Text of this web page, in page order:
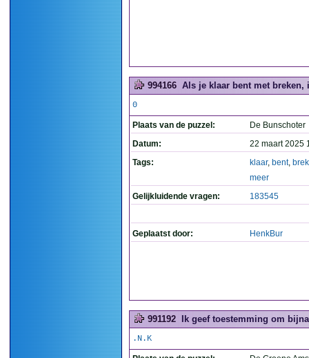
994166 Als je klaar bent met breken,
0
Plaats van de puzzel:
De Bunschoter
Datum:
22 maart 2025
Tags:
klaar, bent,
meer
Gelijkluidende vragen:
183545
Geplaatst door: HenkBur
991192 Ik geef toestemming om
.N.K